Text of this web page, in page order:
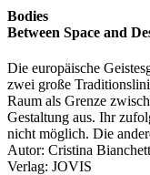
Bodies
Between Space and
Die europäische
zwei große
Raum als Grenze
Gestaltung aus. Ihr
nicht möglich. Die
Autor: Cristina
Verlag: JOVIS